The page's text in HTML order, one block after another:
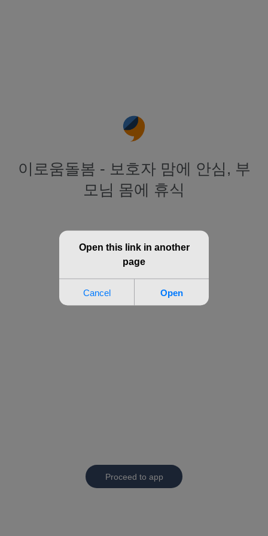
이로움돌봄 - 보호자 맘에 안심, 부
모님 몸에 휴식
Proceed to app